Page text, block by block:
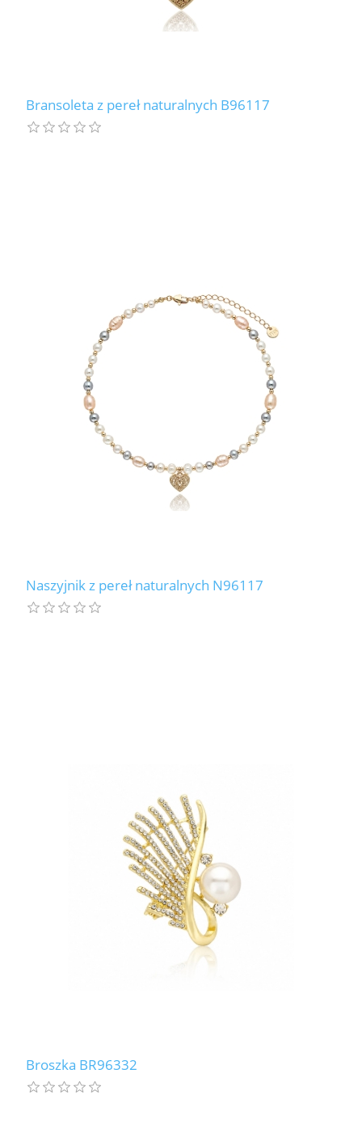
Bransoleta z pereł naturalnych B96117
Naszyjnik z pereł naturalnych N96117
Broszka BR96332